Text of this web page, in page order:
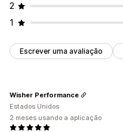
2
1
Escrever uma avaliação
Wisher Performance
Estados Unidos
2 meses usando a aplicação